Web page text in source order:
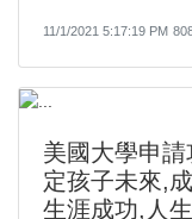
11/1/2021 5:17:19 PM
美國大學申
定孩子未來,
生涯成功,人